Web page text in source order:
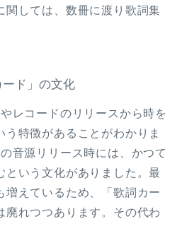
関しては、数冊に渡り歌詞集
ド」の文化
レコードのリリースから時を
特徴があることがわかりま
音源リリース時には、かつて
という文化がありました。最
増えているため、「歌詞カー
廃れつつあります。その代わ